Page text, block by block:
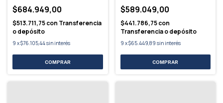
$684.949,00
$513.711,75con Transferencia
o depósito
9 x$76.105,44sin interés
$589.049,00
$441.786,75con
Transferencia o depósito
9 x$65.449,89 sin interés